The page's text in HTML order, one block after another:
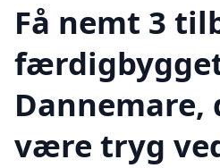
Få nemt 3
Dannemare,
være tryg